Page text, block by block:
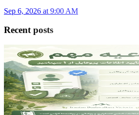
Sep 6, 2026 at 9:00 AM
Recent posts